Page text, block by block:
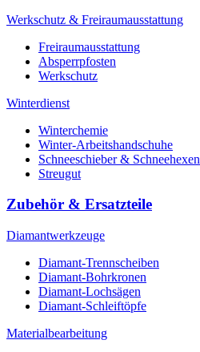
Werkschutz & Freiraumausstattung
Freiraumausstattung
Absperrpfosten
Werkschutz
Winterdienst
Winterchemie
Winter-Arbeitshandschuhe
Schneeschieber & Schneehexen
Streugut
Zubehör & Ersatzteile
Diamantwerkzeuge
Diamant-Trennscheiben
Diamant-Bohrkronen
Diamant-Lochsägen
Diamant-Schleiftöpfe
Materialbearbeitung